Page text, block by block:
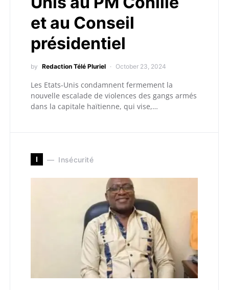
et au Conseil
présidentiel
by Redaction Télé Pluriel October 23, 2024
Les Etats-Unis condamnent fermement la
nouvelle escalade de violences des gangs armés
dans la capitale haïtienne, qui vise,…
I Insécurité